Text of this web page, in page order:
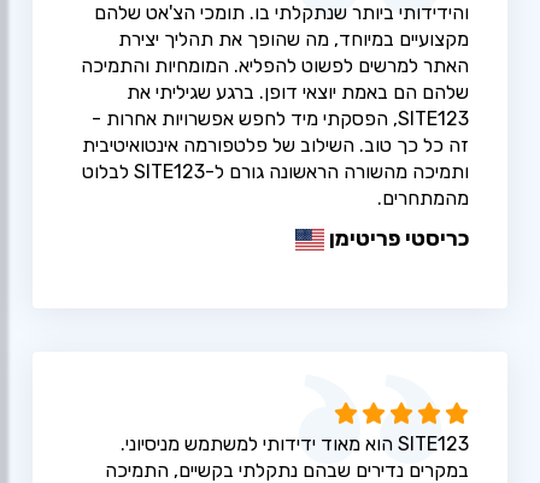
והידידותי ביותר שנתקלתי בו. תומכי הצ'אט שלהם
מקצועיים במיוחד, מה שהופך את תהליך יצירת
האתר למרשים לפשוט להפליא. המומחיות והתמיכה
שלהם הם באמת יוצאי דופן. ברגע שגיליתי את
SITE123, הפסקתי מיד לחפש אפשרויות אחרות -
זה כל כך טוב. השילוב של פלטפורמה אינטואיטיבית
ותמיכה מהשורה הראשונה גורם ל-SITE123 לבלוט
מהמתחרים.
כריסטי פריטימן
SITE123 הוא מאוד ידידותי למשתמש מניסיוני.
במקרים נדירים שבהם נתקלתי בקשיים, התמיכה